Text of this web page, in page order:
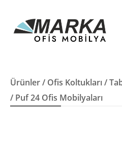
Ürünler/ Ofis Koltukları/
/ Puf 24 Ofis Mobilyaları